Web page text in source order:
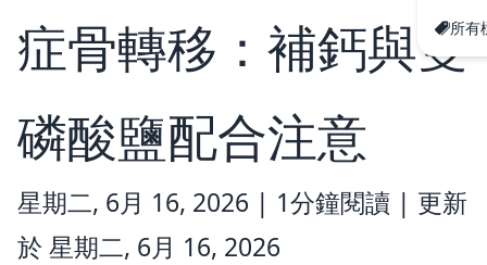
所有
症骨轉移：補鈣與雙
磷酸鹽配合注意
星期二, 6月 16, 2026 | 1分鐘閱讀 | 更新
於 星期二, 6月 16, 2026